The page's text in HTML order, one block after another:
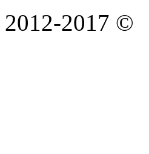
2012-2017 ©